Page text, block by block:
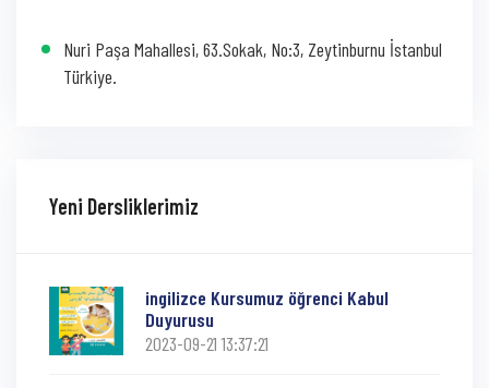
Nuri Paşa Mahallesi, 63.Sokak, No:3, Zeytinburnu İstanbul
Türkiye.
Yeni Dersliklerimiz
ingilizce Kursumuz öğrenci Kabul
Duyurusu
2023-09-21 13:37:21